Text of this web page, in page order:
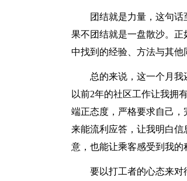
团结就是力量，这句
果不团结就是一盘散沙。
中找到的经验、方法与其他
总的来说，这一个月我
以前2年的社区工作让我拥
端正态度，严格要求自己
来能流利应答，让我明白
意，也能让乘客感受到我
要以打工者的心态来